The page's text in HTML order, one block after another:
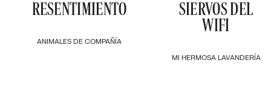
ANIMALES DE COMPAÑÍA
RESENTIMIENTO
MI HERMOSA LAVANDERÍA
SIERVOS DEL
WIFI